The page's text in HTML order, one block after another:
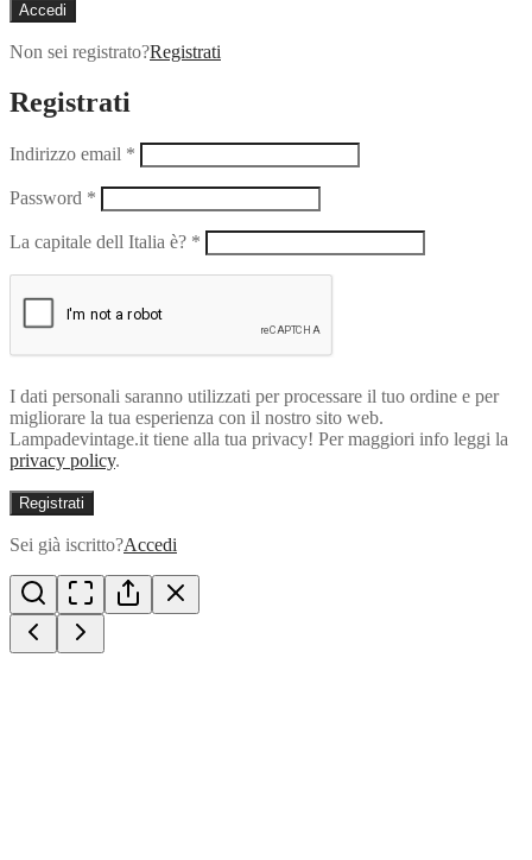
Accedi
Non sei registrato?Registrati
Registrati
Indirizzo email *
Password *
La capitale dell Italia è? *
I dati personali saranno utilizzati per processare il tuo ordine e per
migliorare la tua esperienza con il nostro sito web.
Lampadevintage.it tiene alla tua privacy! Per maggiori info leggi la
privacy policy.
Registrati
Sei già iscritto?Accedi